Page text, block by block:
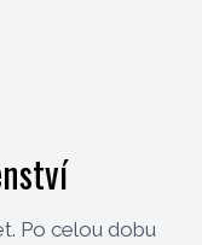
Po celou dobu